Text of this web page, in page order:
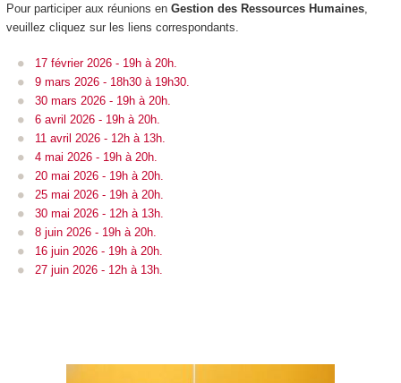
Pour participer aux réunions en Gestion des Ressources Humaines,
veuillez cliquez sur les liens correspondants.
17 février 2026 - 19h à 20h.
9 mars 2026 - 18h30 à 19h30.
30 mars 2026 - 19h à 20h.
6 avril 2026 - 19h à 20h.
11 avril 2026 - 12h à 13h.
4 mai 2026 - 19h à 20h.
20 mai 2026 - 19h à 20h.
25 mai 2026 - 19h à 20h.
30 mai 2026 - 12h à 13h.
8 juin 2026 - 19h à 20h.
16 juin 2026 - 19h à 20h.
27 juin 2026 - 12h à 13h.